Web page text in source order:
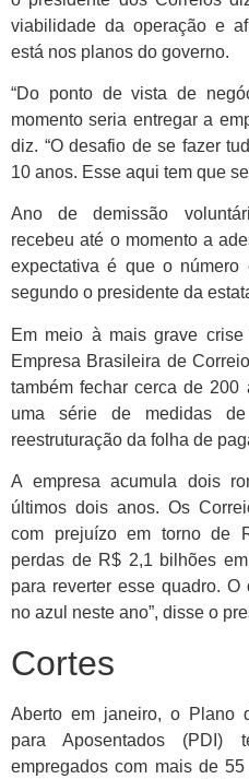
viabilidade da operação e
está nos planos do governo.
“Do ponto de vista de
momento seria entregar a
diz. “O desafio de se fazer
10 anos. Esse aqui tem que
Ano de demissão
recebeu até o momento a
expectativa é que o
segundo o presidente da
Em meio à mais grave
Empresa Brasileira de
também fechar cerca de
uma série de medidas
reestruturação da folha de
A empresa acumula dois
últimos dois anos. Os
com prejuízo em torno de
perdas de R$ 2,1 bilhões
para reverter esse quadro.
no azul neste ano”, disse o
Cortes
Aberto em janeiro, o Plano
para Aposentados (PDI)
empregados com mais de